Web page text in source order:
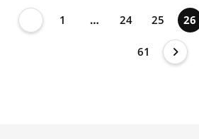
1 … 24 25 26
61